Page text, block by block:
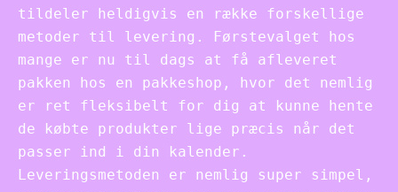
tildeler heldigvis en række forskellige
metoder til levering. Førstevalget hos
mange er nu til dags at få afleveret
pakken hos en pakkeshop, hvor det nemlig
er ret fleksibelt for dig at kunne hente
de købte produkter lige præcis når det
passer ind i din kalender.
Leveringsmetoden er nemlig super simpel,